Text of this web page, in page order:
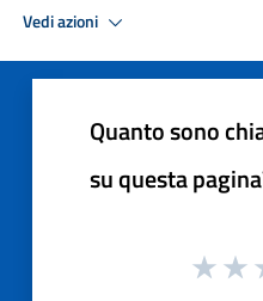
Vedi azioni
Quanto sono
su questa